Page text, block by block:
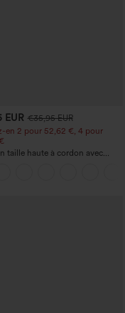
EUR €35,95 EUR
en 2 pour 52,62 €, 4 pour
taille haute à cordon avec
jambe large et coupe ample,
effet lin